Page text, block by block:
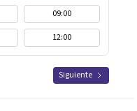
09:00
12:00
Siguiente